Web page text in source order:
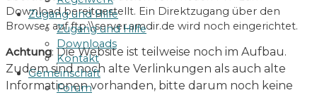
Zugang und Hilfe
Zugang und Hilfe
Downloads
Kontakt
Gemeinschaft
Forum
Download bereitgestellt. Ein Direktzugang über den
Browser auf ftp:\\server.amdir.de wird noch eingerichtet.
Achtung: Die Website ist teilweise noch im Aufbau.
Zudem sind noch alte Verlinkungen als auch alte
Informationen vorhanden, bitte darum noch keine